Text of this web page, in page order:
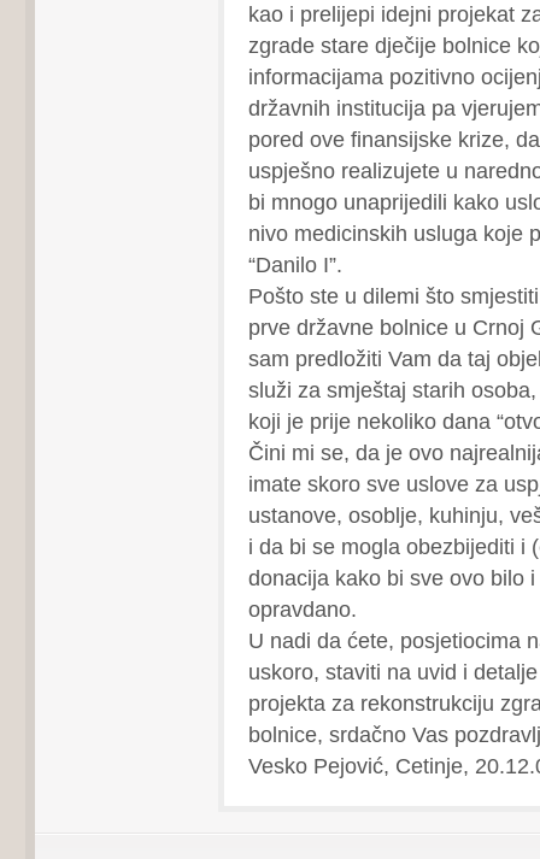
kao i prelijepi idejni projekat
zgrade stare dječije bolnice
informacijama pozitivno
državnih institucija pa
pored ove finansijske krize,
uspješno realizujete u
bi mnogo unaprijedili kako
nivo medicinskih usluga koje
“Danilo I”.
Pošto ste u dilemi što
prve državne bolnice u Crnoj
sam predložiti Vam da taj
služi za smještaj starih
koji je prije nekoliko dana
Čini mi se, da je ovo
imate skoro sve uslove za
ustanove, osoblje, kuhinju,
i da bi se mogla obezbijediti i
donacija kako bi sve ovo bilo
opravdano.
U nadi da ćete, posjetiocima
uskoro, staviti na uvid i
projekta za rekonstrukciju
bolnice, srdačno Vas
Vesko Pejović, Cetinje,